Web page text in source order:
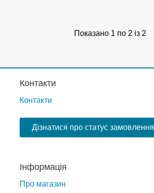
Показано 1 по 2 із 2
Контакти
Контакти
Дізнатися про статус замовлення
Інформація
Про магазин